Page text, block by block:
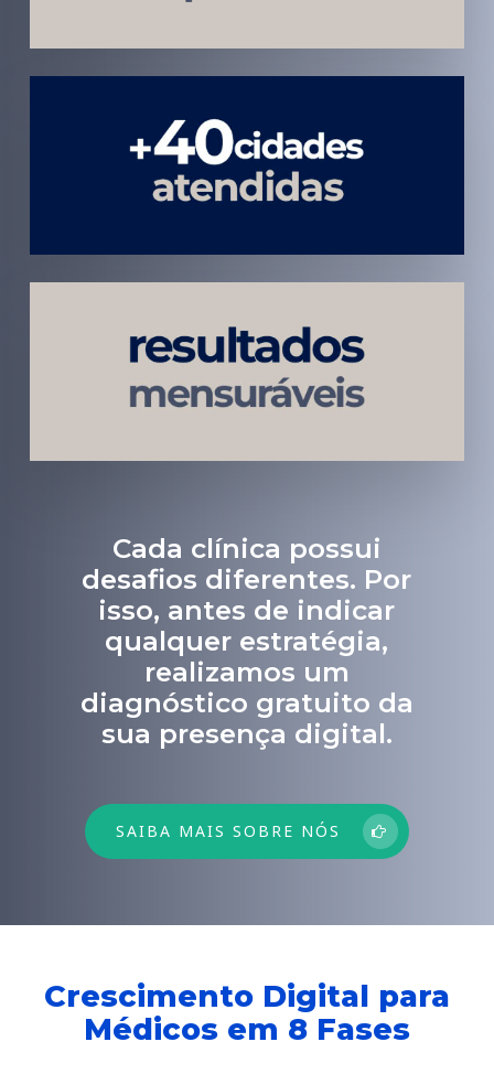
Atendimento
em todo
Brasil
Estratégias
Voltadas a
Conversão
Cada clínica possui
desafios diferentes. Por
isso, antes de indicar
qualquer estratégia,
realizamos um
diagnóstico gratuito da
sua presença digital.
SAIBA MAIS SOBRE NÓS
Crescimento Digital para
Médicos em 8 Fases